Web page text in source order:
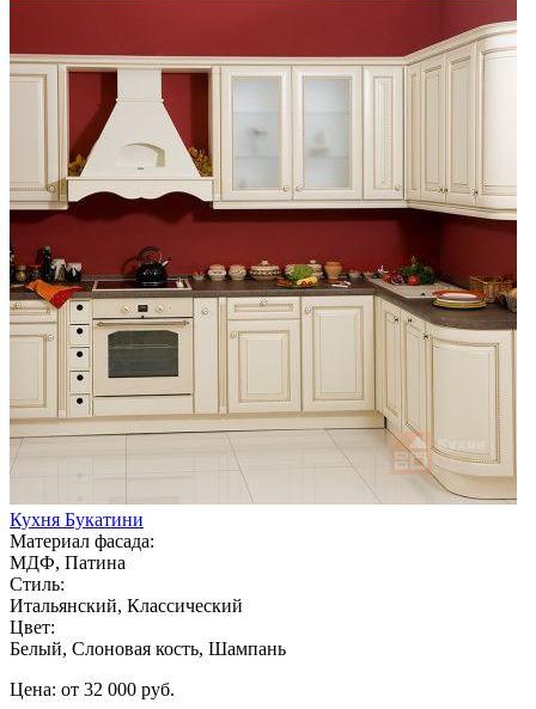
Кухня Букатини
Материал фасада:
МДФ, Патина
Стиль:
Итальянский, Классический
Цвет:
Белый, Слоновая кость, Шампань
Цена: от 32 000 руб.